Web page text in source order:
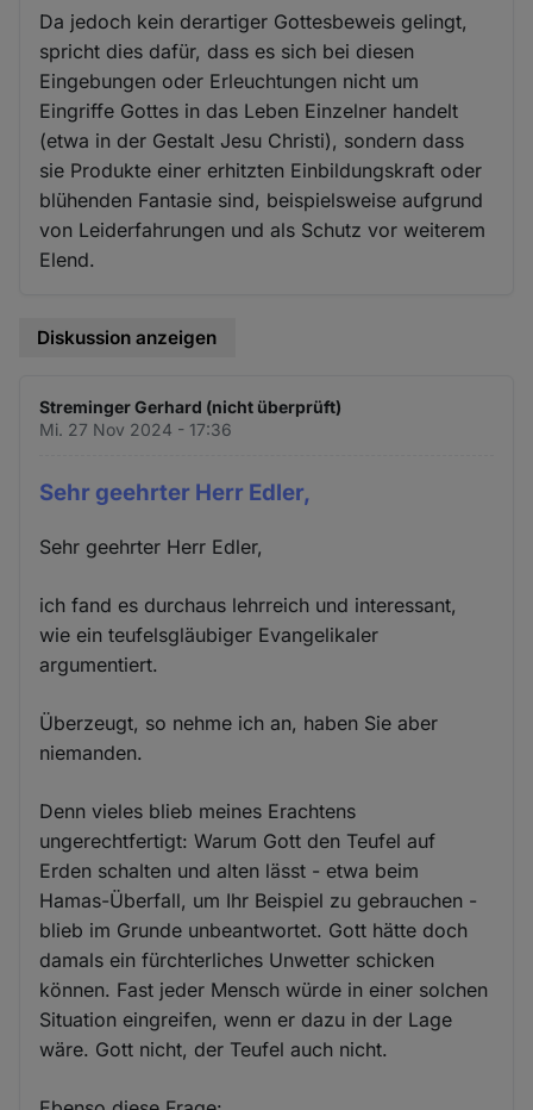
Da jedoch kein derartiger Gottesbeweis gelingt,
spricht dies dafür, dass es sich bei diesen
Eingebungen oder Erleuchtungen nicht um
Eingriffe Gottes in das Leben Einzelner handelt
(etwa in der Gestalt Jesu Christi), sondern dass
sie Produkte einer erhitzten Einbildungskraft oder
blühenden Fantasie sind, beispielsweise aufgrund
von Leiderfahrungen und als Schutz vor weiterem
Elend.
Diskussion anzeigen
Streminger Gerhard (nicht überprüft)
Mi. 27 Nov 2024 - 17:36
Sehr geehrter Herr Edler,
Sehr geehrter Herr Edler,
ich fand es durchaus lehrreich und interessant,
wie ein teufelsgläubiger Evangelikaler
argumentiert.
Überzeugt, so nehme ich an, haben Sie aber
niemanden.
Denn vieles blieb meines Erachtens
ungerechtfertigt: Warum Gott den Teufel auf
Erden schalten und alten lässt - etwa beim
Hamas-Überfall, um Ihr Beispiel zu gebrauchen -
blieb im Grunde unbeantwortet. Gott hätte doch
damals ein fürchterliches Unwetter schicken
können. Fast jeder Mensch würde in einer solchen
Situation eingreifen, wenn er dazu in der Lage
wäre. Gott nicht, der Teufel auch nicht.